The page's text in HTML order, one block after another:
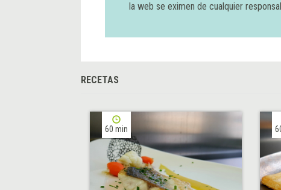
la web se eximen de cualquier
RECETAS
60 min